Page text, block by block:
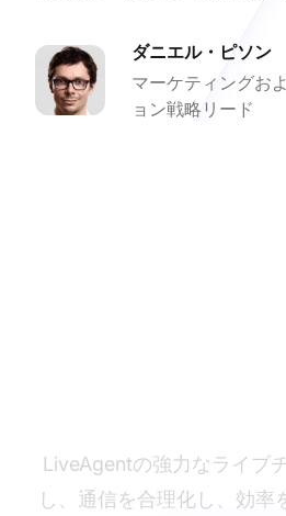
ダニエル・ピソン
マーケティングお
ョン戦略リード
LiveAgentの強力なライブ
し、通信を合理化し、効率